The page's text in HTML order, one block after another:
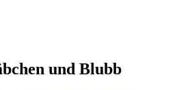
und Blubb